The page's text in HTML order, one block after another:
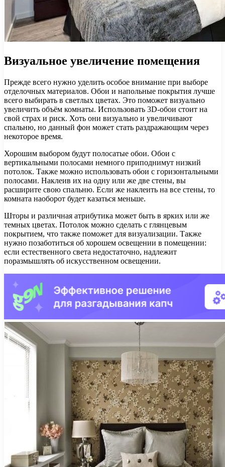
Визуальное увеличение помещения
Прежде всего нужно уделить особое внимание при выборе
отделочных материалов. Обои и напольные покрытия лучше
всего выбирать в светлых цветах. Это поможет визуально
увеличить объём комнаты. Использовать 3D-обои стоит на
свой страх и риск. Хоть они визуально и увеличивают
спальню, но данный фон может стать раздражающим через
некоторое время.
Хорошим выбором будут полосатые обои. Обои с
вертикальными полосами немного приподнимут низкий
потолок. Также можно использовать обои с горизонтальными
полосами. Наклеив их на одну или же две стены, вы
расширите свою спальню. Если же наклеить на все стены, то
комната наоборот будет казаться меньше.
Шторы и различная атрибутика может быть в ярких или же
темных цветах. Потолок можно сделать с глянцевым
покрытием, что также поможет для визуализации. Также
нужно позаботиться об хорошем освещении в помещении:
если естественного света недостаточно, надлежит
поразмышлять об искусственном освещении.